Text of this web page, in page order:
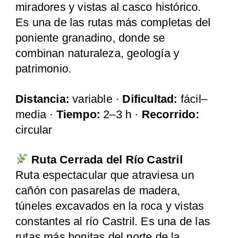
miradores y vistas al casco histórico.
Es una de las rutas más completas del
poniente granadino, donde se
combinan naturaleza, geología y
patrimonio.
Distancia: variable · Dificultad: fácil–
media · Tiempo: 2–3 h · Recorrido:
circular
Ruta Cerrada del Río Castril
Ruta espectacular que atraviesa un
cañón con pasarelas de madera,
túneles excavados en la roca y vistas
constantes al río Castril. Es una de las